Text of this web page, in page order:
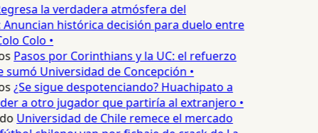
la verdadera atmósfera del
histórica decisión para duelo entre
Colo •
Pasos por Corinthians y la UC: el refuerzo
Universidad de Concepción •
¿Se sigue despotenciando? Huachipato a
a otro jugador que partiría al extranjero •
Universidad de Chile remece el mercado